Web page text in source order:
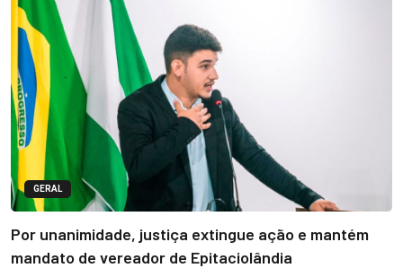
GERAL
Por unanimidade, justiça extingue ação e mantém
mandato de vereador de Epitaciolândia